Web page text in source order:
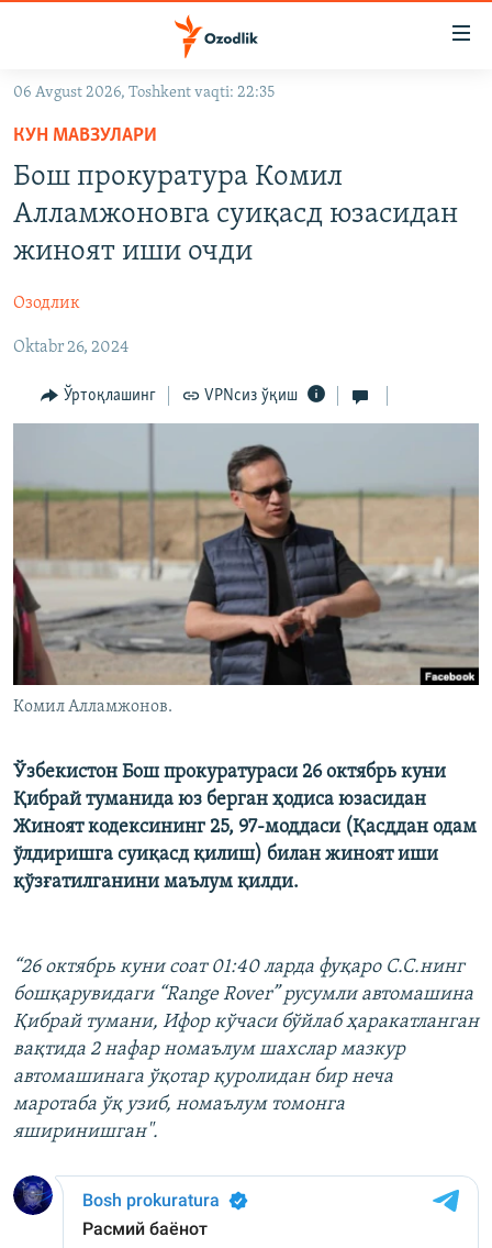
Асосий
навигацияга
ўтинг
Қидиришга
ўтинг
OZODARXIV
На русском
ИЖТИМОИЙ ТАРМОҚЛАР
Озодлик бошқа тилларда
06 Avgust 2026, Toshkent vaqti: 22:35
КУН МАВЗУЛАРИ
Бош прокуратура Комил
Алламжоновга суиқасд юзасидан
жиноят иши очди
Озодлик
Oktabr 26, 2024
Ўртоқлашинг VPNсиз ўқиш
Комил Алламжонов.
Ўзбекистон Бош прокуратураси 26 октябрь куни
Қибрай туманида юз берган ҳодиса юзасидан
Жиноят кодексининг 25, 97-моддаси (Қасддан одам
ўлдиришга суиқасд қилиш) билан жиноят иши
қўзғатилганини маълум қилди.
“26 октябрь куни соат 01:40 ларда фуқаро С.С.нинг
бошқарувидаги “Range Rover” русумли автомашина
Қибрай тумани, Ифор кўчаси бўйлаб ҳаракатланган
вақтида 2 нафар номаълум шахслар мазкур
автомашинага ўқотар қуролидан бир неча
маротаба ўқ узиб, номаълум томонга
яширинишган".